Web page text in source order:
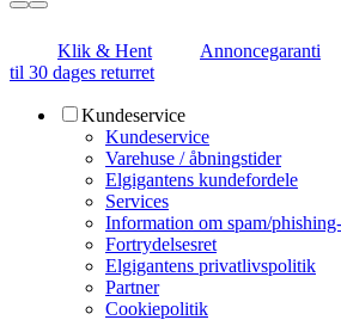
Klik & Hent Annoncegaranti
til 30 dages returret
Kundeservice
Kundeservice
Varehuse / åbningstider
Elgigantens kundefordele
Services
Information om spam/
Fortrydelsesret
Elgigantens privatlivspolitik
Partner
Cookiepolitik